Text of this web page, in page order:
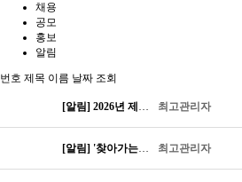
채용
공모
홍보
알림
번호 제목 이름 날짜 조회
[알림] 2026년 제1차 (사)한국척수장애인협회 직원채용 공고 최고관리자
[알림] '찾아가는 정보메신저' 파견 희망 병원 신청 방법 안내 최고관리자